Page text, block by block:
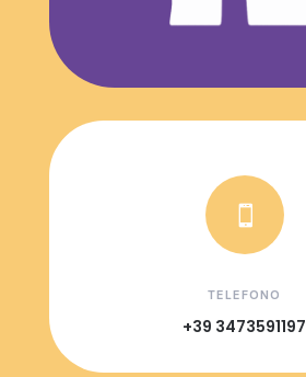

TELEFONO
+39 3473591197